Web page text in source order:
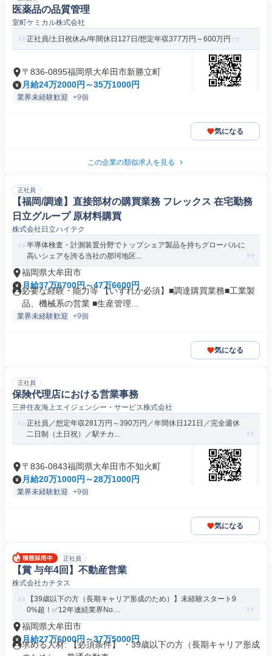
医薬品の品質管理
室町ケミカル株式会社
正社員/土日祝休み/年間休日127日/想定年収377万円～600万円
〒836-0895福岡県大牟田市新勝立町
月給24万2000円～35万1000円
業界未経験歓迎 +9個
気になる
この企業の類似求人を見る
正社員
【福岡/調達】直接部材の購買業務 フレックス 在宅勤務
日立グループ 原材料購買
株式会社日立ハイテク
半導体検査・計測装置分野でトップシェア製品を持ちグローバルに
高いシェアを誇る当社の那珂地区...
福岡県大牟田市
月給37万6700円～47万6600円
必要な経験・能力等 【いずれか必須】■調達購買業務■工業製
品、機械系の営業 ■生産管理...
業界未経験歓迎 +9個
気になる
正社員
保険代理店における営業事務
三井住友海上エイジェンシー・サービス株式会社
正社員／想定年収281万円～390万円／年間休日121日／完全週休
二日制（土日祝）／駅チカ...
〒836-0843福岡県大牟田市不知火町
月給20万1000円～28万1000円
業界未経験歓迎 +9個
気になる
正社員
【賞 与年4回】不動産営業
株式会社カチタス
【39歳以下の方（長期キャリア形成のため）】未経験スタート9
0%超！✅12年連続業界No....
福岡県大牟田市
月給27万6000円～37万5000円
求める人材: 【必須条件】 ・39歳以下の方（長期キャリア形成